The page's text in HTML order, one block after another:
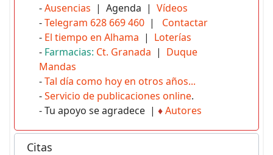
-Ausencias | Agenda | Vídeos
-Telegram 628 669 460 | Contactar
- El tiempo en Alhama | Loterías
- Farmacias: Ct. Granada | Duque
Mandas
-Tal día como hoy en otros años...
-Servicio de publicaciones online.
- Tu apoyo se agradece | ♦Autores
Citas